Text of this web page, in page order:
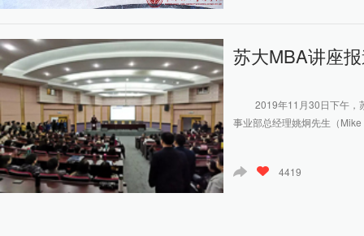
苏大MBA讲座
2019年11月30日下午，苏
事业部总经理姚炯先生（
4419